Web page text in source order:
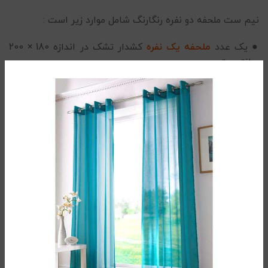
نیم ست ملحفه دو نفره رنگارنگ شامل موارد زیر است :
● یک عدد ملحفه یک نفره
کشدار تشک در اندازه 180 × 200
سانتی متر
● دو عدد روبالشی در اندازه 70 × 50 سانتی‌ متر
ملحفه دو نفره ارزان
همچین می توانید در کنار خرید این محصول از انواع
روتختی دو نفره موجود در فروشگاه ما دیدن فرمایید.
ست ملحفه دونفره